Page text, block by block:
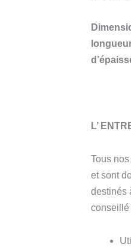
L’
Tous
et sont
destinés
conseillé